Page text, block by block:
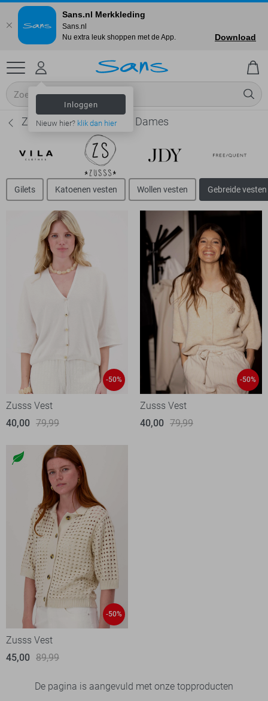
Inloggen
Nieuw hier? klik dan hier
Zusss Gebreide vesten - Dames
Gilets Katoenen vesten Wollen vesten Gebreide vesten
-50%
Zusss Vest
40,00 79,99
-50%
Zusss Vest
40,00 79,99
-50%
Zusss Vest
45,00 89,99
De pagina is aangevuld met onze topproducten
Sans.nl Merkkleding
Sans.nl
Nu extra leuk shoppen met de App.
Download